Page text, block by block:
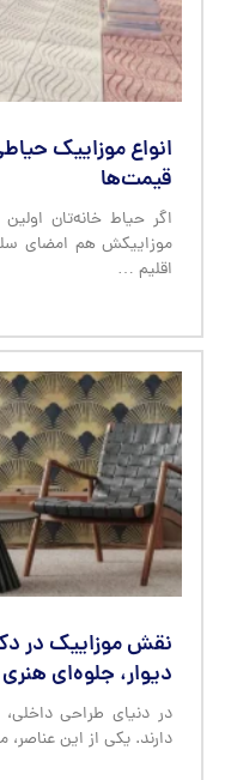
انواع موزاییک
قیمت‌ها
اگر حیاط خانه‌تان
موزاییکش هم امضای
اقلیم …
نقش موزاییک در
دیوار، جلوه‌ای
در دنیای طراحی
دارند. یکی از این